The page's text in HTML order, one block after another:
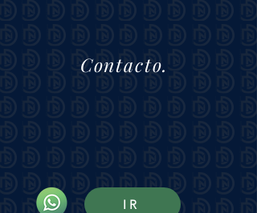
Contacto.
IR